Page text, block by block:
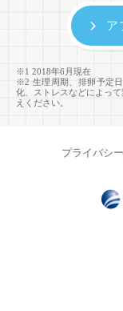
※1 2018年6月現在
※2 生理周期、排卵予定
化、ストレスなどによっ
えください。
ア
プライバシ